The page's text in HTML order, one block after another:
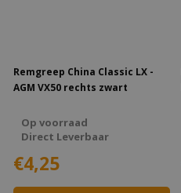
Remgreep China Classic LX -
AGM VX50 rechts zwart
Op voorraad
Direct Leverbaar
€4,25